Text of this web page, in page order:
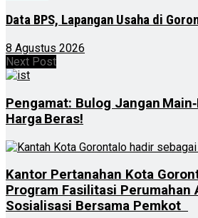
Data BPS, Lapangan Usaha di
8 Agustus 2026
Next Post
Pengamat: Bulog Jangan
Harga Beras!
Kantor Pertanahan Kota
Program Fasilitasi Perumahan
Sosialisasi Bersama Pemkot